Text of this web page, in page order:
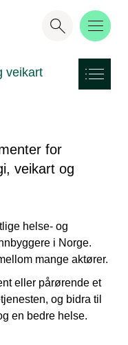
veikart
for
veikart og
helse- og
i Norge.
mange aktører.
eller pårørende et
og bidra til
en bedre helse.